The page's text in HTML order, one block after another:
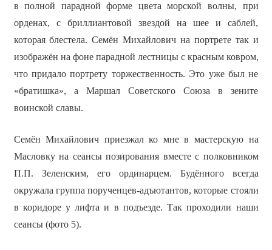
в полной парадной форме цвета морской волны, при
орденах, с бриллиантовой звездой на шее и саблей,
которая блестела. Семён Михайлович на портрете так и
изображён на фоне парадной лестницы с красным ковром,
что придало портрету торжественность. Это уже был не
«братишка», а Маршал Советского Союза в зените
воинской славы.
Семён Михайлович приезжал ко мне в мастерскую на
Масловку на сеансы позирования вместе с полковником
П.П. Зеленским, его ординарцем. Будённого всегда
окружала группа порученцев-адъютантов, которые стояли
в коридоре у лифта и в подъезде. Так проходили наши
сеансы (фото 5).